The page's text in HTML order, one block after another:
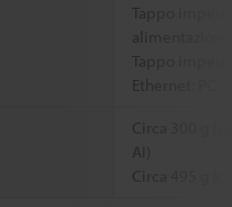
Tappo
Tappo
Ethernet: PC
Circa 300 g
AI)
Circa 495 g